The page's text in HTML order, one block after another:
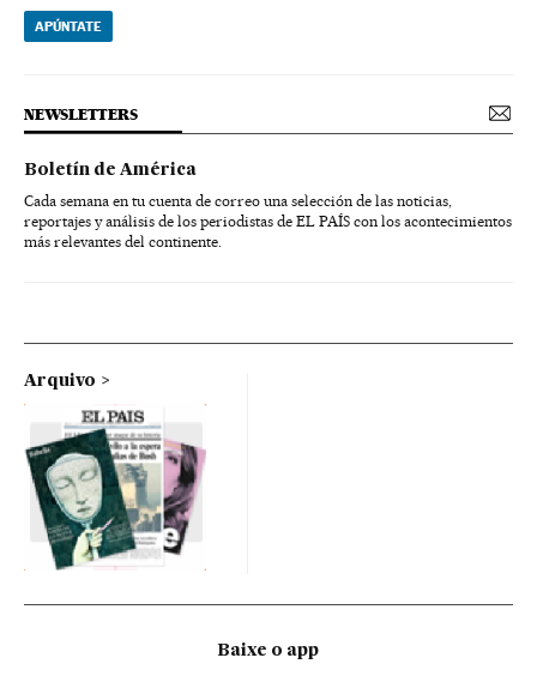
APÚNTATE
NEWSLETTERS
Boletín de América
Cada semana en tu cuenta de correo una selección de las noticias,
reportajes y análisis de los periodistas de EL PAÍS con los acontecimientos
más relevantes del continente.
Arquivo
Baixe o app